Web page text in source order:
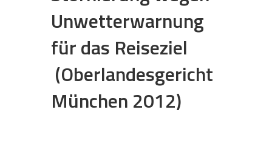
Unwetterwarnung
für das Reiseziel
(Oberlandesgericht
München 2012)